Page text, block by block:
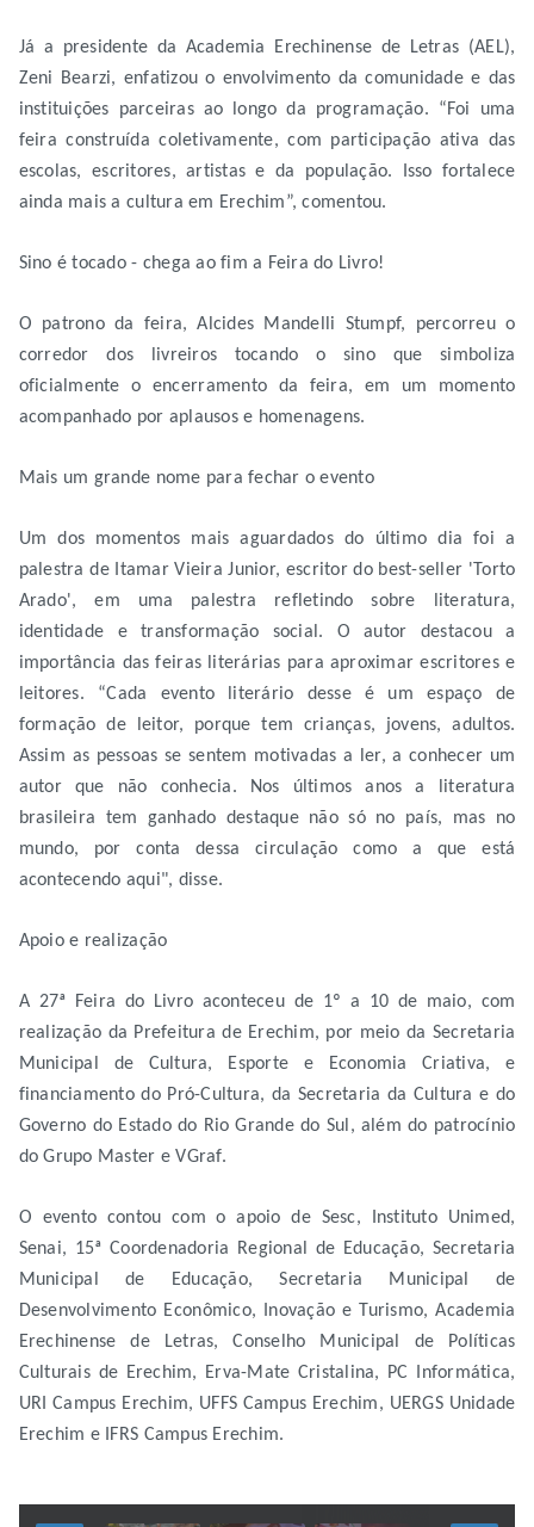
Já a presidente da Academia Erechinense de Letras (AEL),
Zeni Bearzi, enfatizou o envolvimento da comunidade e das
instituições parceiras ao longo da programação. “Foi uma
feira construída coletivamente, com participação ativa das
escolas, escritores, artistas e da população. Isso fortalece
ainda mais a cultura em Erechim”, comentou.
Sino é tocado - chega ao fim a Feira do Livro!
O patrono da feira, Alcides Mandelli Stumpf, percorreu o
corredor dos livreiros tocando o sino que simboliza
oficialmente o encerramento da feira, em um momento
acompanhado por aplausos e homenagens.
Mais um grande nome para fechar o evento
Um dos momentos mais aguardados do último dia foi a
palestra de Itamar Vieira Junior, escritor do best-seller 'Torto
Arado', em uma palestra refletindo sobre literatura,
identidade e transformação social. O autor destacou a
importância das feiras literárias para aproximar escritores e
leitores. “Cada evento literário desse é um espaço de
formação de leitor, porque tem crianças, jovens, adultos.
Assim as pessoas se sentem motivadas a ler, a conhecer um
autor que não conhecia. Nos últimos anos a literatura
brasileira tem ganhado destaque não só no país, mas no
mundo, por conta dessa circulação como a que está
acontecendo aqui", disse.
Apoio e realização
A 27ª Feira do Livro aconteceu de 1º a 10 de maio, com
realização da Prefeitura de Erechim, por meio da Secretaria
Municipal de Cultura, Esporte e Economia Criativa, e
financiamento do Pró-Cultura, da Secretaria da Cultura e do
Governo do Estado do Rio Grande do Sul, além do patrocínio
do Grupo Master e VGraf.
O evento contou com o apoio de Sesc, Instituto Unimed,
Senai, 15ª Coordenadoria Regional de Educação, Secretaria
Municipal de Educação, Secretaria Municipal de
Desenvolvimento Econômico, Inovação e Turismo, Academia
Erechinense de Letras, Conselho Municipal de Políticas
Culturais de Erechim, Erva-Mate Cristalina, PC Informática,
URI Campus Erechim, UFFS Campus Erechim, UERGS Unidade
Erechim e IFRS Campus Erechim.